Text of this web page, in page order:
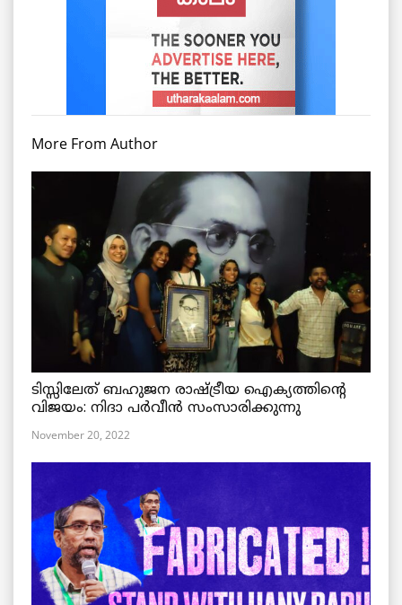
More From Author
ടിസ്സിലേത് ബഹുജന രാഷ്ട്രീയ ഐക്യത്തിന്റെ
വിജയം: നിദാ പർവീൻ സംസാരിക്കുന്നു
November 20, 2022